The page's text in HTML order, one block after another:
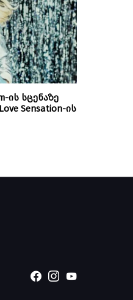
ის სცენაზე
Sensation-ის